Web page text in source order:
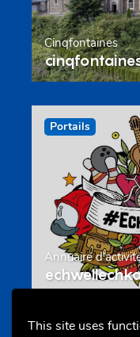
This site uses
Cinqfontaines
Portails
Annuaire